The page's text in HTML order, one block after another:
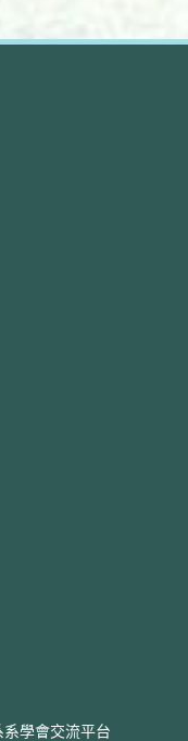
系學會交流平台